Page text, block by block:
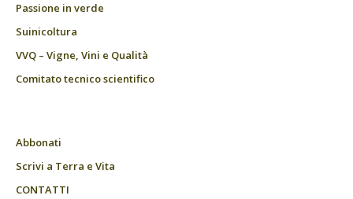
Passione in verde
Suinicoltura
VVQ – Vigne, Vini e Qualità
Comitato tecnico scientifico
Abbonati
Scrivi a Terra e Vita
CONTATTI